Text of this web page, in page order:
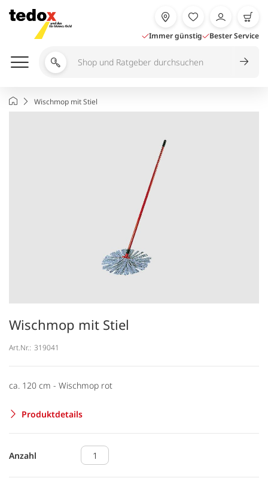
Inhalt
springen
Immer günstig Bester Service
Shop
durchsuchen
StartseiteWischmop mit Stiel
Wischmop mit Stiel
Art.Nr.: 319041
ca. 120 cm - Wischmop rot
Produktdetails
Anzahl